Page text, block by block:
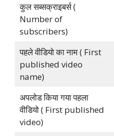
कुल सब्सक्राइबर्स (
Number of
subscribers)
पहले वीडियो का नाम ( First
published video
name)
अपलोड किया गया पहला
वीडियो ( First published
video)